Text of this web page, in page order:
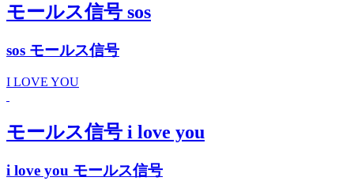
モールス信号 sos
sos モールス信号
I LOVE YOU
モールス信号 i love you
i love you モールス信号